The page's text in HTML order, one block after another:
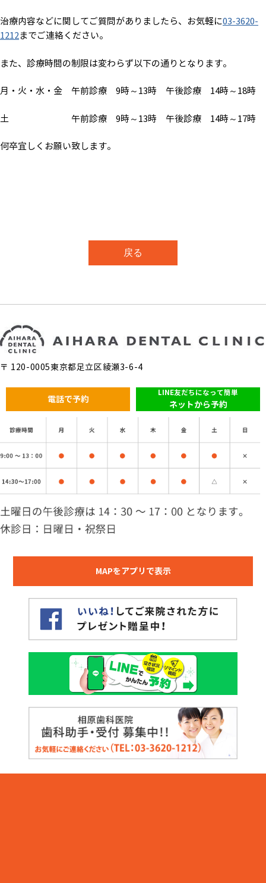
治療内容などに関してご質問がありましたら、お気軽に03-3620-
1212までご連絡ください。
また、診療時間の制限は変わらず以下の通りとなります。
月・火・水・金 午前診療 9時～13時 午後診療 14時～18時
土 午前診療 9時～13時 午後診療 14時～17時
何卒宜しくお願い致します。
戻る
〒 120-0005東京都足立区綾瀬3-6-4
電話で予約
LINE友だちになって簡単
ネットから予約
MAPをアプリで表示